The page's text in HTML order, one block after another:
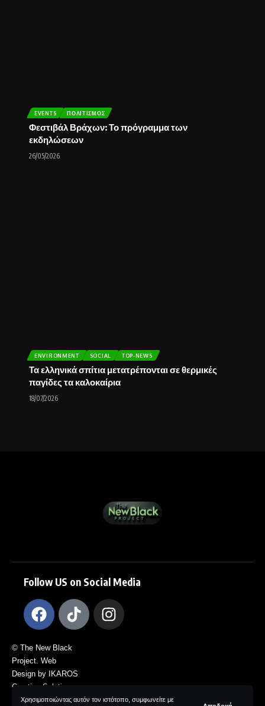
Χρησιμοποιώντας αυτόν τον ιστότοπο, συμφωνείτε με
EVENTS ΠΟΛΙΤΙΣΜΌΣ
Φεστιβάλ Βράχων: Το πρόγραμμα των
εκδηλώσεων
26/05/2026
ENVIRONMENT SOCIAL TOP-NEWS
Τα ελληνικά σπίτια μετατρέπονται σε θερμικές
παγίδες τα καλοκαίρια
18/07/2026
Follow US on Social Media
© The New Black
Project. Web
Design by IKAROS
Creative Solutions.
All Rights